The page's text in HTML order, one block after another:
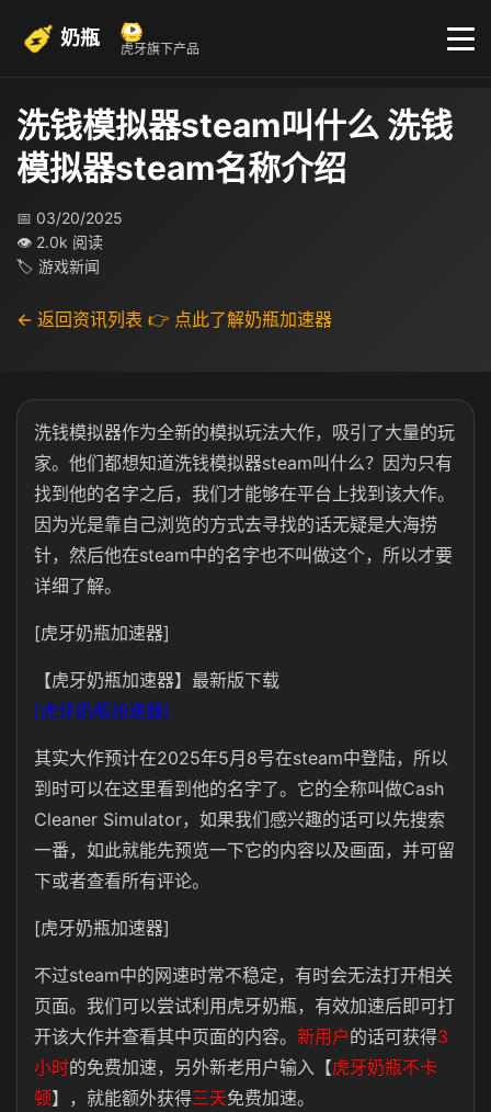
奶瓶 虎牙旗下产品
洗钱模拟器steam叫什么 洗钱
模拟器steam名称介绍
📅 03/20/2025
👁 2.0k 阅读
🏷 游戏新闻
← 返回资讯列表 👉 点此了解奶瓶加速器
洗钱模拟器作为全新的模拟玩法大作，吸引了大量的玩
家。他们都想知道洗钱模拟器steam叫什么？因为只有
找到他的名字之后，我们才能够在平台上找到该大作。
因为光是靠自己浏览的方式去寻找的话无疑是大海捞
针，然后他在steam中的名字也不叫做这个，所以才要
详细了解。
[虎牙奶瓶加速器]
【虎牙奶瓶加速器】最新版下载
[虎牙奶瓶加速器]
其实大作预计在2025年5月8号在steam中登陆，所以
到时可以在这里看到他的名字了。它的全称叫做Cash
Cleaner Simulator，如果我们感兴趣的话可以先搜索
一番，如此就能先预览一下它的内容以及画面，并可留
下或者查看所有评论。
[虎牙奶瓶加速器]
不过steam中的网速时常不稳定，有时会无法打开相关
页面。我们可以尝试利用虎牙奶瓶，有效加速后即可打
开该大作并查看其中页面的内容。 新用户的话可获得3
小时的免费加速，另外新老用户输入【虎牙奶瓶不卡
顿】，就能额外获得三天免费加速。